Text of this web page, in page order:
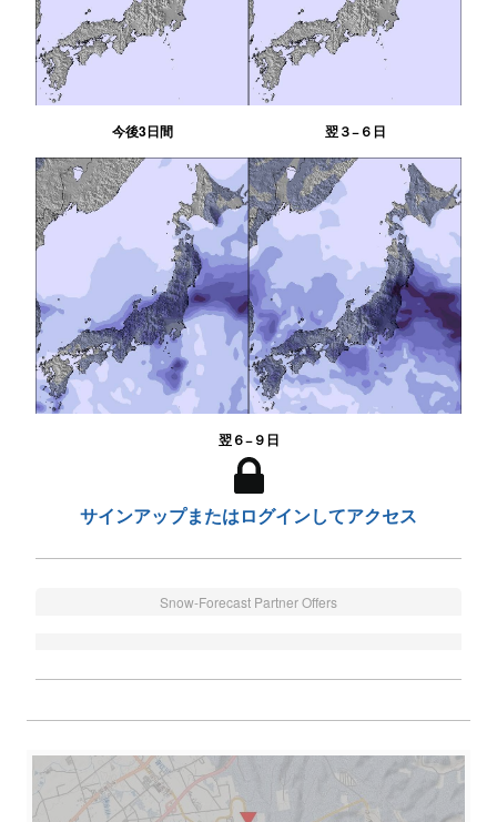
今後3日間 翌３−６日
翌６−９日
サインアップまたはログインしてアクセス
Snow-Forecast Partner Offers